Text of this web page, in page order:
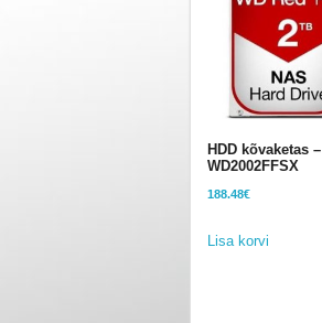
HDD kõvaketas –
WD2002FFSX
188.48€
Lisa korvi